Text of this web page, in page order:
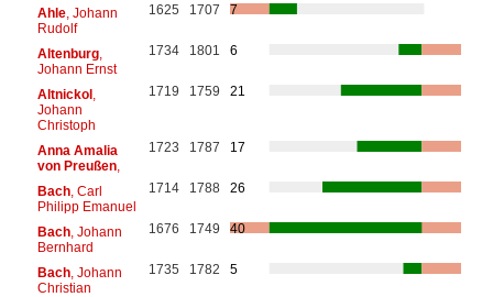
Ahle, Johann
Rudolf
1625 1707 7
Altenburg,
Johann Ernst
1734 1801 6
Altnickol,
Johann
Christoph
1719 1759 21
Anna Amalia
von Preußen,
1723 1787 17
Bach, Carl
Philipp Emanuel
1714 1788 26
Bach, Johann
Bernhard
1676 1749 40
Bach, Johann
Christian
1735 1782 5